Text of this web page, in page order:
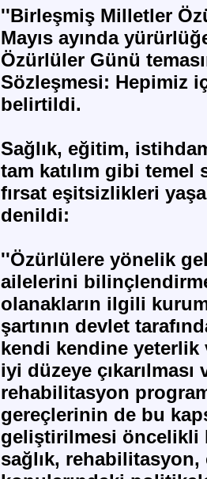
''Birleşmiş Milletler
Mayıs ayında
Özürlüler Günü
Sözleşmesi: Hepimiz
belirtildi.
Sağlık, eğitim,
tam katılım gibi
fırsat eşitsizlikleri
denildi:
''Özürlülere yönelik
ailelerini
olanakların ilgili
şartının devlet
kendi kendine
iyi düzeye
rehabilitasyon
gereçlerinin de bu
geliştirilmesi öncelikli
sağlık,